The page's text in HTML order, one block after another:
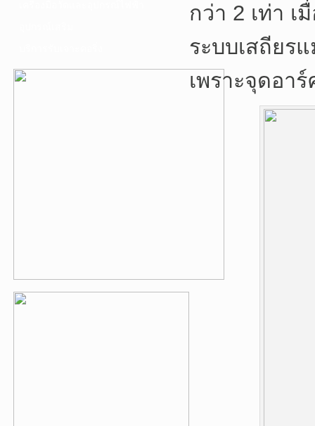
กว่า 2 เท่า เ
ระบบเสถียร
เพราะจุดอา